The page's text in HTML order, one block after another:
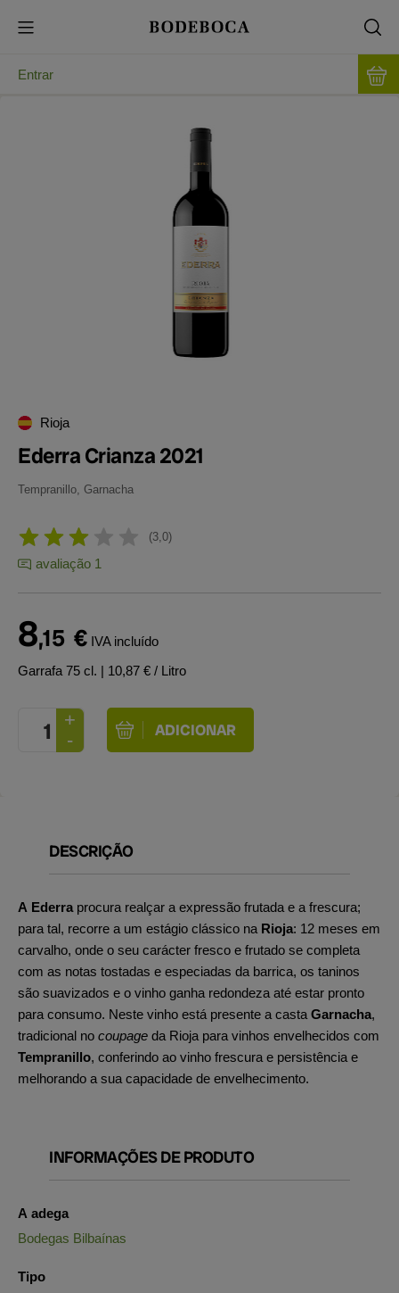
Entrar
Rioja
Ederra Crianza 2021
Tempranillo, Garnacha
3,0
avaliação 1
8,15 € IVA incluído
Garrafa 75 cl. | 10,87 € / Litro
DESCRIÇÃO
A Ederra procura realçar a expressão frutada e a frescura;
para tal, recorre a um estágio clássico na Rioja: 12 meses em
carvalho, onde o seu carácter fresco e frutado se completa
com as notas tostadas e especiadas da barrica, os taninos
são suavizados e o vinho ganha redondeza até estar pronto
para consumo. Neste vinho está presente a casta Garnacha,
tradicional no coupage da Rioja para vinhos envelhecidos com
Tempranillo, conferindo ao vinho frescura e persistência e
melhorando a sua capacidade de envelhecimento.
INFORMAÇÕES DE PRODUTO
A adega
Bodegas Bilbaínas
Tipo